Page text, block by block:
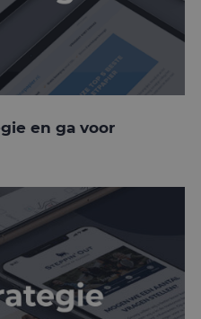
en ga voor